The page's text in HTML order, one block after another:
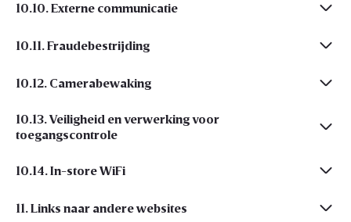
10.10. Externe communicatie
10.11. Fraudebestrijding
10.12. Camerabewaking
10.13. Veiligheid en verwerking voor
toegangscontrole
10.14. In-store WiFi
11. Links naar andere websites